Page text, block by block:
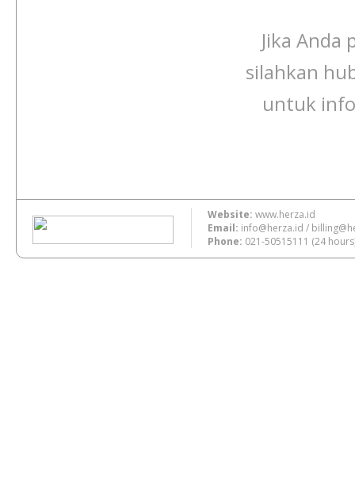
Jika Anda
silahkan
untuk
Website: www.herza.id
Email: info@herza.id /
Phone: 021-50515111 (24